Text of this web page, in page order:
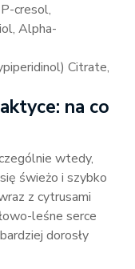
cresol,
Alpha-
Citrate,
na co
wtedy,
świeżo i szybko
z cytrusami
leśne serce
dorosły